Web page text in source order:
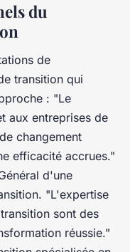
du
de
transition qui
: "Le
aux entreprises de
changement
efficacité accrues."
d'une
"L'expertise
sont des
réussie."